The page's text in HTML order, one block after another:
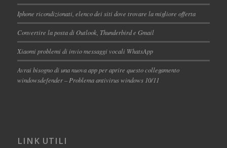
Iphone ricondizionati, elenco dei siti dove trovare la migliore offerta
Convertire la posta di Outlook, Thunderbird e Gmail
Xiaomi problemi di invio messaggi vocali WhatsApp
Avrai bisogno di una nuova app per aprire questo collegamento
windowsdefender – Problema antivirus windows 10/11
LINK UTILI